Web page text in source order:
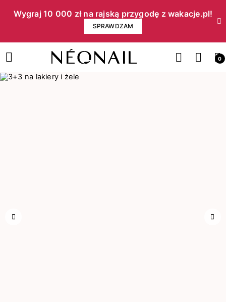
Wygraj 10 000 zł na rajską przygodę z wakacje.pl!​
SPRAWDZAM
0